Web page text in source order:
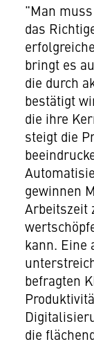
"Man
das
bringt es
die durch
bestätigt
die ihre
steigt die
gewinnen
Arbeitszeit
kann. Eine
befragten
die